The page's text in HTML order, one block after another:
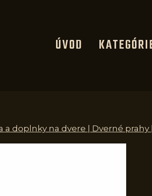
ÚVOD
a doplnky na dvere | Dverné